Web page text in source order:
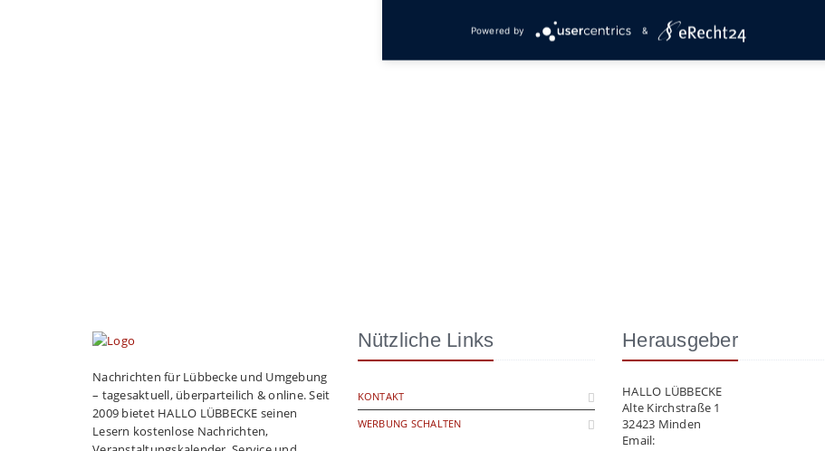
Nachrichten für Lübbecke und Umgebung
– tagesaktuell, überparteilich & online. Seit
2009 bietet HALLO LÜBBECKE seinen
Lesern kostenlose Nachrichten,
Nützliche Links
KONTAKT
WERBUNG SCHALTEN
Herausgeber
HALLO LÜBBECKE
Alte Kirchstraße 1
32423 Minden
Email:
Powered by &